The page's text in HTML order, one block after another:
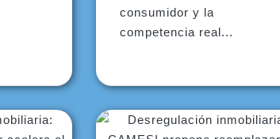
consumidor y la
competencia real...